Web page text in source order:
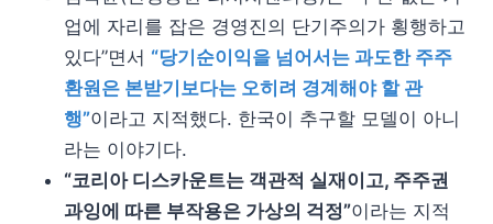
업에 자리를 잡은 경영진의 단기주의가 횡행하고
있다”면서 “당기순이익을 넘어서는 과도한 주주
환원은 본받기보다는 오히려 경계해야 할 관
행”이라고 지적했다. 한국이 추구할 모델이 아니
라는 이야기다.
“코리아 디스카운트는 객관적 실재이고, 주주권
과잉에 따른 부작용은 가상의 걱정”이라는 지적